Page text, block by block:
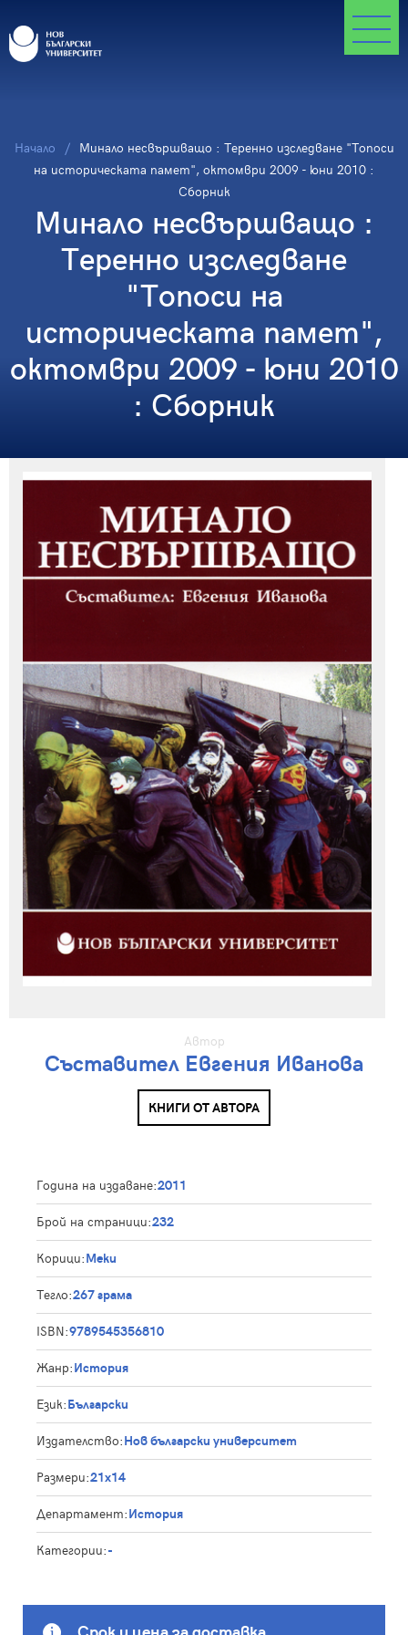
Начало
Минало несвършващо : Теренно изследване "Топоси
на историческата памет", октомври 2009 - юни 2010 :
Сборник
Минало несвършващо :
Теренно изследване
"Топоси на
историческата памет",
октомври 2009 - юни 2010
: Сборник
Автор
Съставител Евгения Иванова
КНИГИ ОТ АВТОРА
Година на издаване:2011
Брой на страници:232
Корици:Меки
Тегло:267 грама
ISBN:9789545356810
Жанр:История
Език:Български
Издателство:Нов български университет
Размери:21x14
Департамент:История
Категории:-